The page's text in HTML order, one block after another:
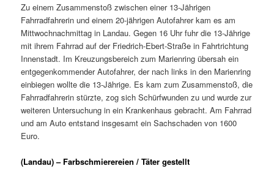
Zu einem Zusammenstoß zwischen einer 13-Jährigen
Fahrradfahrerin und einem 20-jährigen Autofahrer kam es am
Mittwochnachmittag in Landau. Gegen 16 Uhr fuhr die 13-Jährige
mit ihrem Fahrrad auf der Friedrich-Ebert-Straße in Fahrtrichtung
Innenstadt. Im Kreuzungsbereich zum Marienring übersah ein
entgegenkommender Autofahrer, der nach links in den Marienring
einbiegen wollte die 13-Jährige. Es kam zum Zusammenstoß, die
Fahrradfahrerin stürzte, zog sich Schürfwunden zu und wurde zur
weiteren Untersuchung in ein Krankenhaus gebracht. Am Fahrrad
und am Auto entstand insgesamt ein Sachschaden von 1600
Euro.
(Landau) – Farbschmierereien / Täter gestellt